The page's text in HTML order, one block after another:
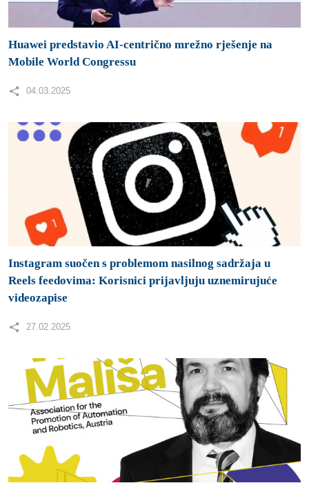
Huawei predstavio AI-centrično mrežno rješenje na
Mobile World Congressu
04.03.2025
Instagram suočen s problemom nasilnog sadržaja u
Reels feedovima: Korisnici prijavljuju uznemirujuće
videozapise
27.02.2025